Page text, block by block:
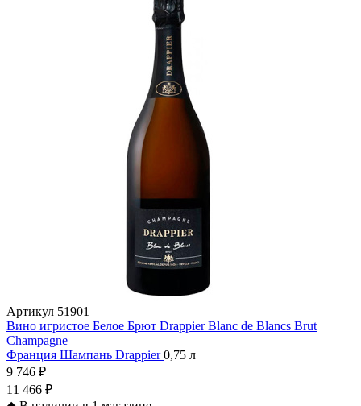
Артикул 51901
Вино игристое Белое Брют Drappier Blanc de Blancs Brut
Champagne
Франция Шампань Drappier0,75 л
9 746 ₽
11 466 ₽